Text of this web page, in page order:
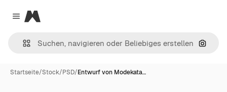
Close menu
Magnific
Nach
Startseite/Stock/PSD/Entwurf von Modekata…